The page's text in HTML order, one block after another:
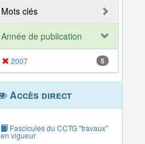
Mots clés
Année de publication
2007 5
Accès direct
Fascicules du CCTG "travaux"
en vigueur